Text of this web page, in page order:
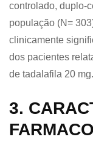
controlado, duplo-
população (N=
clinicamente
dos pacientes
de tadalafila 20 mg.
3.